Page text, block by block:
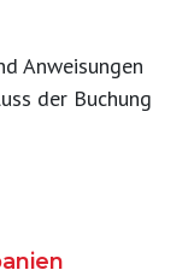
Anweisungen
der Buchung